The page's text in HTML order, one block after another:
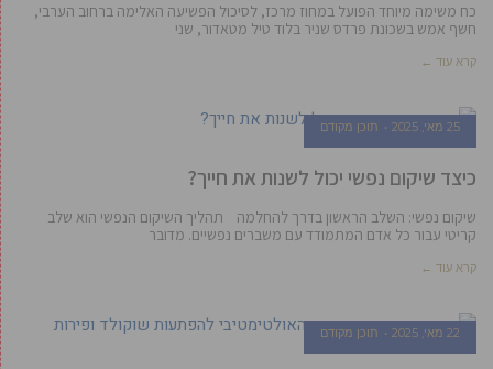
כח משימה מיוחד הפועל במחוז מרכז, לסיכול הפשיעה האלימה ברחוב הערבי,
חשף אמש בשכונת פרדס שניר בלוד טיל מטאדור, שני
קרא עוד ←
25 מאי, 2025 תוכן מקודם
כיצד שיקום נפשי יכול לשנות את חייך?
שיקום נפשי: השלב הראשון בדרך להחלמה תהליך השיקום הנפשי הוא שלב
קריטי עבור כל אדם המתמודד עם משברים נפשיים. מדובר
קרא עוד ←
22 מאי, 2025 תוכן מקודם